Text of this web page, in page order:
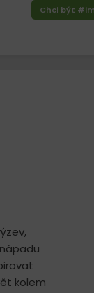
Chci být
kolem